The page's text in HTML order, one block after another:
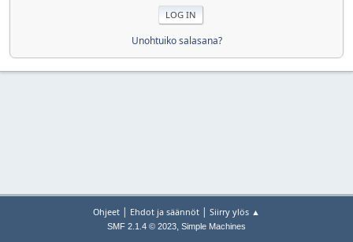
Unohtuiko salasana?
Ohjeet | Ehdot ja säännöt | Siirry ylös ▲
SMF 2.1.4 © 2023, Simple Machines